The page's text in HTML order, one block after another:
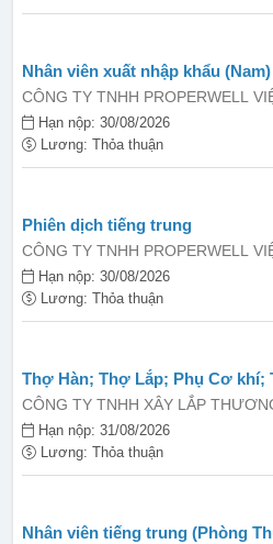
Nhân viên xuất nhập khẩu (Nam)
CÔNG TY TNHH PROPERWELL
Hạn nộp: 30/08/2026
Lương: Thỏa thuận
Phiên dịch tiếng trung
CÔNG TY TNHH PROPERWELL
Hạn nộp: 30/08/2026
Lương: Thỏa thuận
Thợ Hàn; Thợ Lắp; Phụ Cơ khí;
CÔNG TY TNHH XÂY LẮP
Hạn nộp: 31/08/2026
Lương: Thỏa thuận
Nhân viên tiếng trung (Phòng